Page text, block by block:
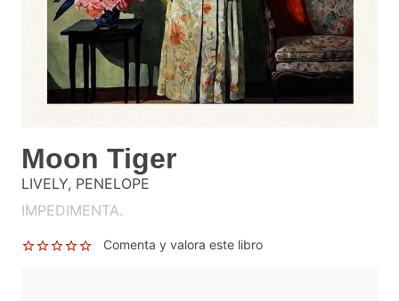
Moon Tiger
LIVELY, PENELOPE
IMPEDIMENTA.
Comenta y valora este libro